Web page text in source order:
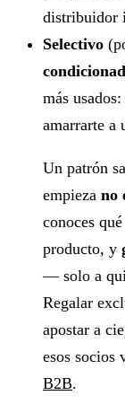
distribuidor
Selectivo
más
amarrarte a
Un patrón
empieza no
conoces
producto, y
— solo a
Regalar
apostar a
esos socios
B2B.